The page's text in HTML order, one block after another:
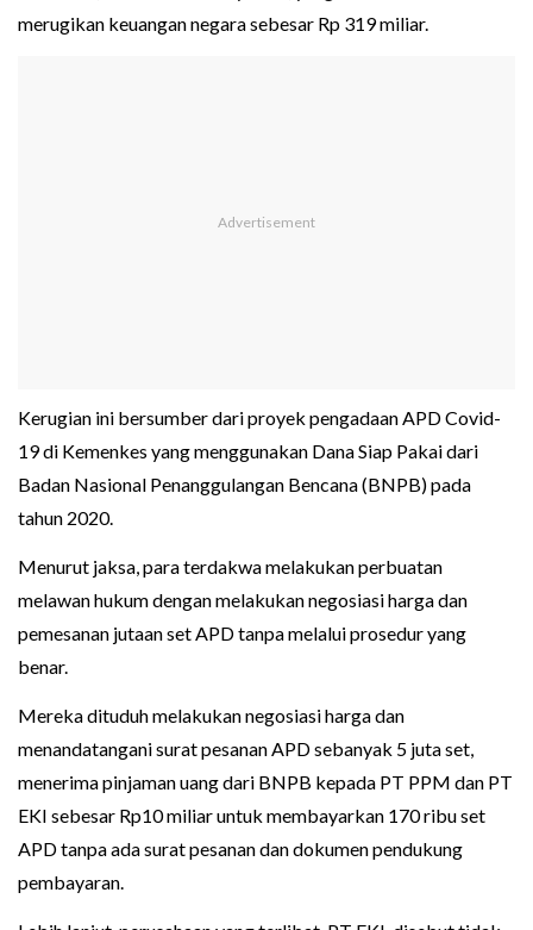
merugikan keuangan negara sebesar Rp 319 miliar.
Kerugian ini bersumber dari proyek pengadaan APD Covid-
19 di Kemenkes yang menggunakan Dana Siap Pakai dari
Badan Nasional Penanggulangan Bencana (BNPB) pada
tahun 2020.
Menurut jaksa, para terdakwa melakukan perbuatan
melawan hukum dengan melakukan negosiasi harga dan
pemesanan jutaan set APD tanpa melalui prosedur yang
benar.
Mereka dituduh melakukan negosiasi harga dan
menandatangani surat pesanan APD sebanyak 5 juta set,
menerima pinjaman uang dari BNPB kepada PT PPM dan PT
EKI sebesar Rp10 miliar untuk membayarkan 170 ribu set
APD tanpa ada surat pesanan dan dokumen pendukung
pembayaran.